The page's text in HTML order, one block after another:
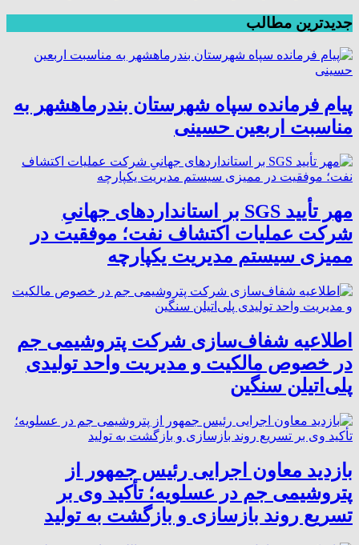
جدیدترین مطالب
پیام فرمانده سپاه شهرستان بندرماهشهر به
مناسبت اربعین حسینی
مهر تأیید SGS بر استانداردهای جهانیِ
شرکت عملیات اکتشاف نفت؛ موفقیت در
ممیزی سیستم مدیریت یکپارچه
اطلاعیه شفاف‌سازی شرکت پتروشیمی جم
در خصوص مالکیت و مدیریت واحد تولیدی
پلی‌اتیلن سنگین
بازدید معاون اجرایی رئیس جمهور از
پتروشیمی جم در عسلویه؛ تأکید وی بر
تسریع روند بازسازی و بازگشت به تولید